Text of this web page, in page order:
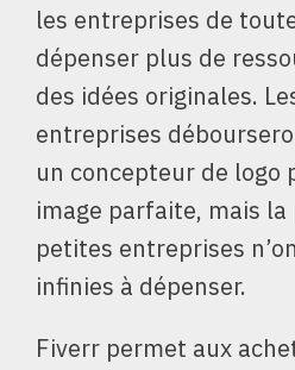
les entreprises de
dépenser plus de
des idées originales.
entreprises
un concepteur de logo
image parfaite, mais
petites entreprises
infinies à dépenser.
Fiverr permet aux